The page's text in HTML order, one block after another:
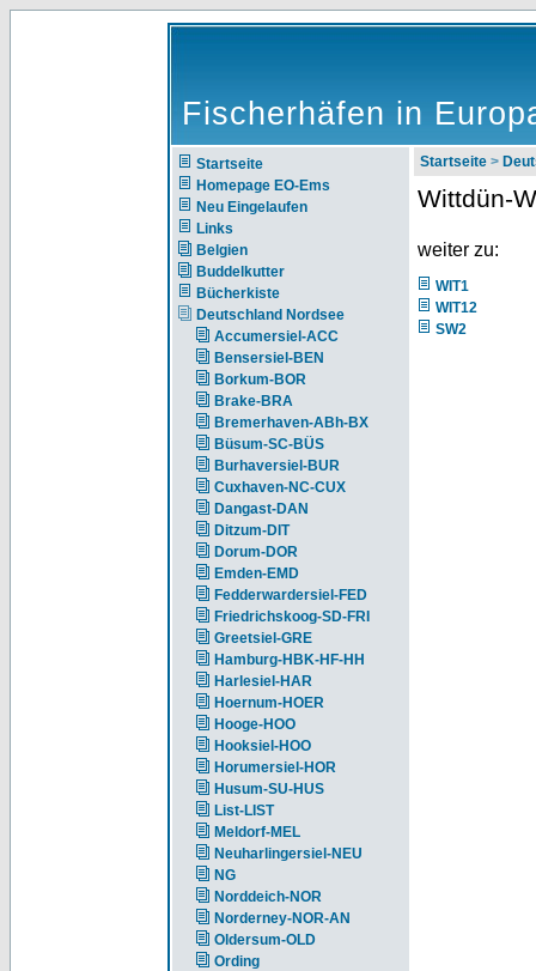
Fischerhäfen in
Startseite
Homepage EO-Ems
Neu Eingelaufen
Links
Belgien
Buddelkutter
Bücherkiste
Deutschland Nordsee
Accumersiel-ACC
Bensersiel-BEN
Borkum-BOR
Brake-BRA
Bremerhaven-ABh-BX
Büsum-SC-BÜS
Burhaversiel-BUR
Cuxhaven-NC-CUX
Dangast-DAN
Ditzum-DIT
Dorum-DOR
Emden-EMD
Fedderwardersiel-FED
Friedrichskoog-SD-FRI
Greetsiel-GRE
Hamburg-HBK-HF-HH
Harlesiel-HAR
Hoernum-HOER
Hooge-HOO
Hooksiel-HOO
Horumersiel-HOR
Husum-SU-HUS
List-LIST
Meldorf-MEL
Neuharlingersiel-NEU
NG
Norddeich-NOR
Norderney-NOR-AN
Oldersum-OLD
Ording
Startseite >
Wittdün-
weiter zu:
WIT1
WIT12
SW2